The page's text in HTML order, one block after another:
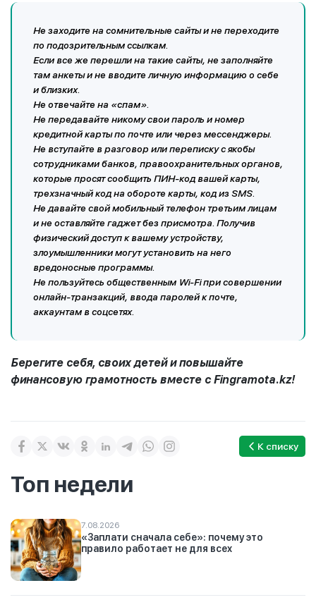
Не заходите на сомнительные сайты и не переходите
по подозрительным ссылкам.
Если все же перешли на такие сайты, не заполняйте
там анкеты и не вводите личную информацию о себе
и близких.
Не отвечайте на «спам».
Не передавайте никому свои пароль и номер
кредитной карты по почте или через мессенджеры.
Не вступайте в разговор или переписку с якобы
сотрудниками банков, правоохранительных органов,
которые просят сообщить ПИН-код вашей карты,
трехзначный код на обороте карты, код из SMS.
Не давайте свой мобильный телефон третьим лицам
и не оставляйте гаджет без присмотра. Получив
физический доступ к вашему устройству,
злоумышленники могут установить на него
вредоносные программы.
Не пользуйтесь общественным Wi-Fi при совершении
онлайн-транзакций, ввода паролей к почте,
аккаунтам в соцсетях.
Берегите себя, своих детей и повышайте
финансовую грамотность вместе сFingramota.kz!
К списку
Топ недели
7.08.2026
«Заплати сначала себе»: почему это
правило работает не для всех